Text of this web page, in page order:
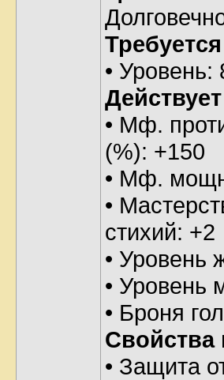
• Уровень:
• Мф.
(%): +150
• Мф.
•
стихий: +2
• Уровень
• Уровень
• Броня
Свойства
• Защита